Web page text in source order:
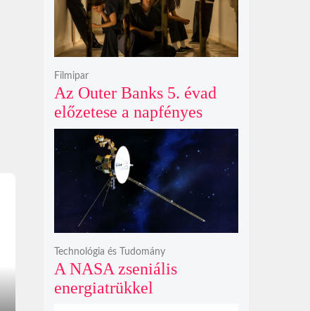
Az Outer Banks 5. évad
előzetese a napfényes
kalandok helyett
kíméletlen
bosszúhadjáratot ígér
Filmipar
A NASA zseniális
energiatrükkel
Technológia és Tudomány